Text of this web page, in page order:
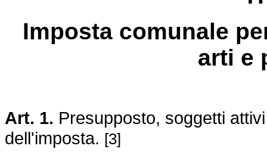
Imposta comunale
arti e
Art. 1. Presupposto, soggetti
dell'imposta. [3]